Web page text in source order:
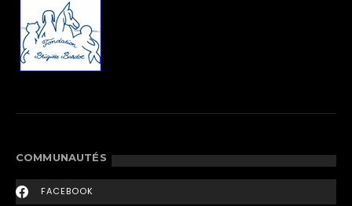
COMMUNAUTÉS
FACEBOOK